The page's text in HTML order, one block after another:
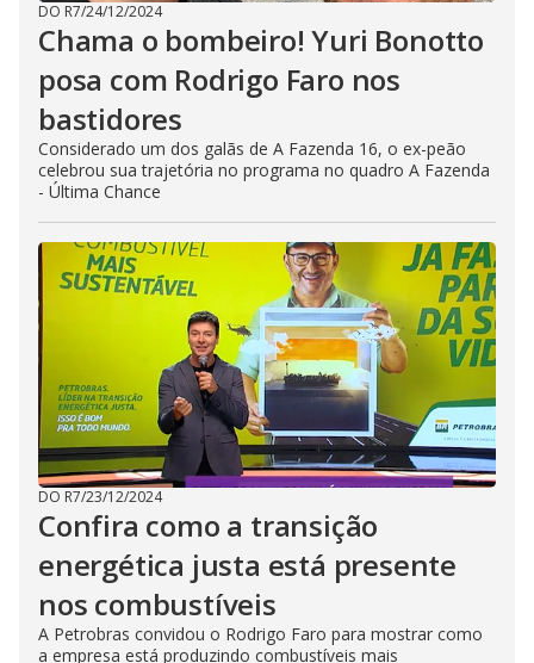
DO R7/24/12/2024
Chama o bombeiro! Yuri Bonotto
posa com Rodrigo Faro nos
bastidores
Considerado um dos galãs de A Fazenda 16, o ex-peão
celebrou sua trajetória no programa no quadro A Fazenda
- Última Chance
DO R7/23/12/2024
Confira como a transição
energética justa está presente
nos combustíveis
A Petrobras convidou o Rodrigo Faro para mostrar como
a empresa está produzindo combustíveis mais